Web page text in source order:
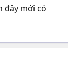
đây mới có